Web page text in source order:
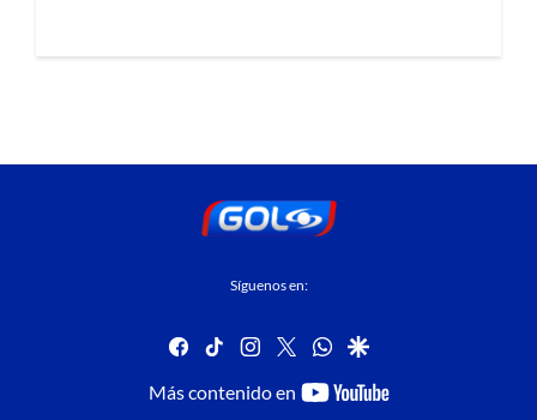
Síguenos en:
facebook
tiktok instagram
twitterwhatsapp
google
Más contenido en
youtube-